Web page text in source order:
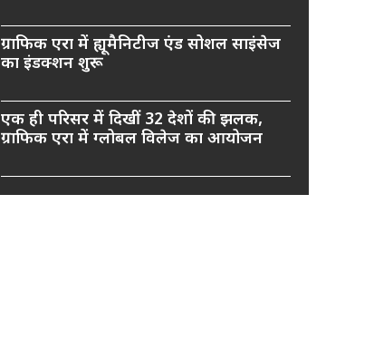
ग्राफिक एरा में ह्यूमैनिटीज एंड सोशल साइंसेज
का इंडक्शन शुरू
एक ही परिसर में दिखीं 32 देशों की झलक,
ग्राफिक एरा में ग्लोबल विलेज का आयोजन